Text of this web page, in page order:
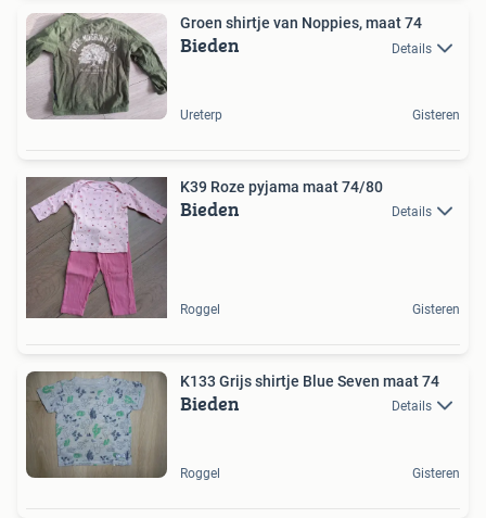
Groen shirtje van Noppies, maat 74
Bieden Details
Ureterp Gisteren
K39 Roze pyjama maat 74/80
Bieden Details
Roggel Gisteren
K133 Grijs shirtje Blue Seven maat 74
Bieden Details
Roggel Gisteren